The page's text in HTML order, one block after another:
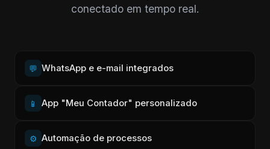
conectado em tempo real.
💬 WhatsApp e e-mail integrados
📱 App "Meu Contador" personalizado
⚙️ Automação de processos